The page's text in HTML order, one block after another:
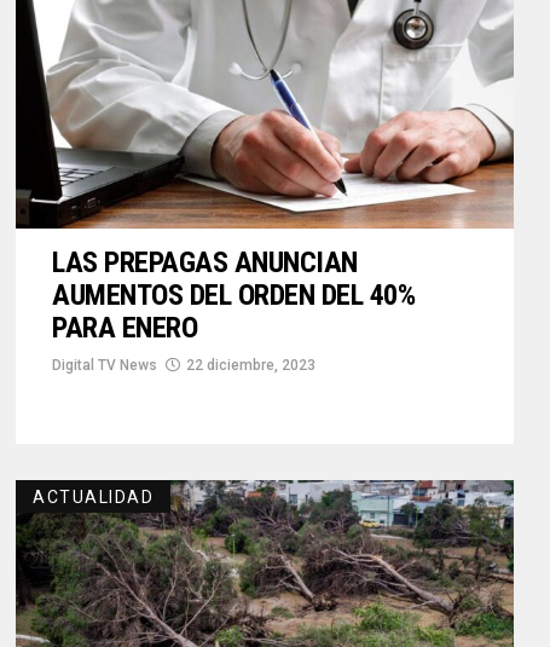
LAS PREPAGAS ANUNCIAN
AUMENTOS DEL ORDEN DEL 40%
PARA ENERO
Digital TV News 22 diciembre, 2023
ACTUALIDAD